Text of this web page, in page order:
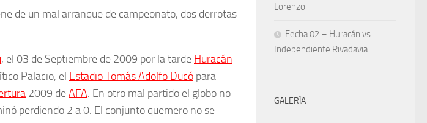
de un mal arranque de campeonato, dos derrotas
, el 03 de Septiembre de 2009 por la tarde Huracán
Palacio, el Estadio Tomás Adolfo Ducó para
2009 deAFA. En otro mal partido el globo no
perdiendo 2 a 0. El conjunto quemero no se
Lorenzo
Fecha 02 – Huracán vs
Independiente Rivadavia
GALERÍA